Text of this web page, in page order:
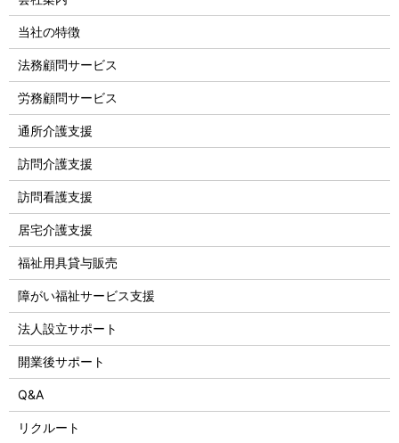
当社の特徴
法務顧問サービス
労務顧問サービス
通所介護支援
訪問介護支援
訪問看護支援
居宅介護支援
福祉用具貸与販売
障がい福祉サービス支援
法人設立サポート
開業後サポート
Q&A
リクルート